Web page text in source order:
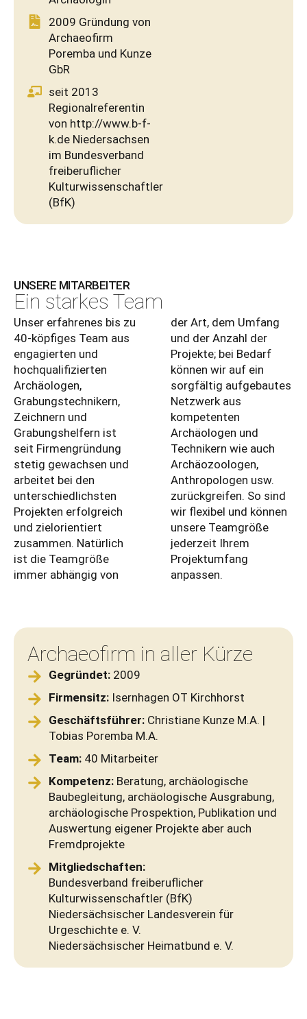
2009 Gründung von
Archaeofirm
Poremba und Kunze
GbR
seit 2013
Regionalreferentin
von http://www.b-f-
k.de Niedersachsen
im Bundesverband
freiberuflicher
Kulturwissenschaftler
(BfK)
UNSERE MITARBEITER
Ein starkes Team
Unser erfahrenes bis zu
40-köpfiges Team aus
engagierten und
hochqualifizierten
Archäologen,
Grabungstechnikern,
Zeichnern und
Grabungshelfern ist
seit Firmengründung
stetig gewachsen und
arbeitet bei den
unterschiedlichsten
Projekten erfolgreich
und zielorientiert
zusammen. Natürlich
ist die Teamgröße
immer abhängig von
der Art, dem Umfang
und der Anzahl der
Projekte; bei Bedarf
können wir auf ein
sorgfältig aufgebautes
Netzwerk aus
kompetenten
Archäologen und
Technikern wie auch
Archäozoologen,
Anthropologen usw.
zurückgreifen. So sind
wir flexibel und können
unsere Teamgröße
jederzeit Ihrem
Projektumfang
anpassen.
Archaeofirm in aller Kürze
Gegründet: 2009
Firmensitz: Isernhagen OT Kirchhorst
Geschäftsführer: Christiane Kunze M.A. |
Tobias Poremba M.A.
Team: 40 Mitarbeiter
Kompetenz: Beratung, archäologische
Baubegleitung, archäologische Ausgrabung,
archäologische Prospektion, Publikation und
Auswertung eigener Projekte aber auch
Fremdprojekte
Mitgliedschaften:
Bundesverband freiberuflicher
Kulturwissenschaftler (BfK)
Niedersächsischer Landesverein für
Urgeschichte e. V.
Niedersächsischer Heimatbund e. V.